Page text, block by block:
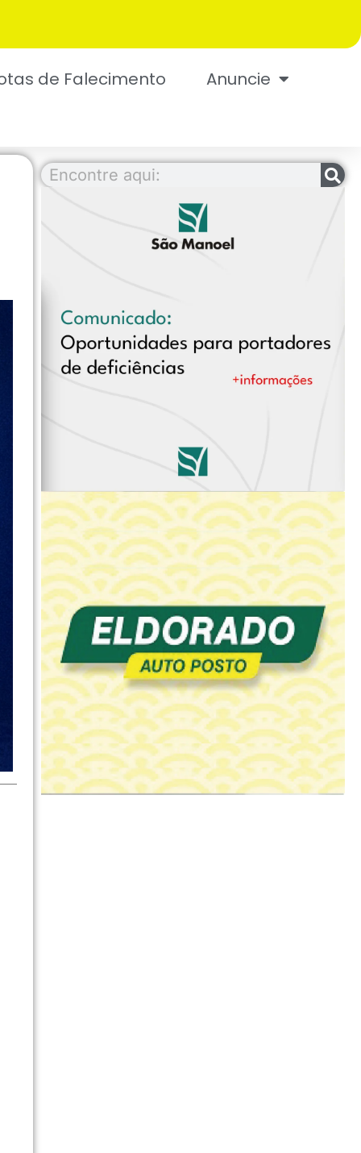
de Falecimento Anuncie